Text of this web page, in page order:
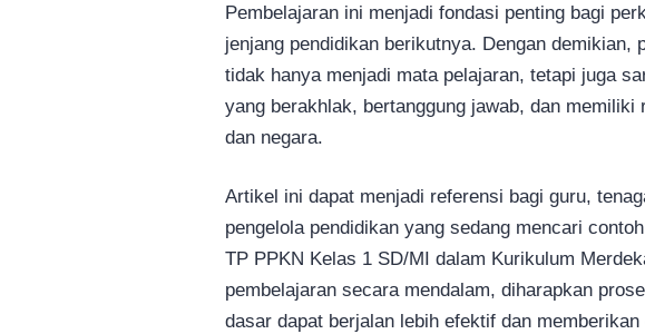
Pembelajaran ini menjadi fondasi penting bagi
jenjang pendidikan berikutnya. Dengan demikian,
tidak hanya menjadi mata pelajaran, tetapi juga
yang berakhlak, bertanggung jawab, dan memiliki
dan negara.
Artikel ini dapat menjadi referensi bagi guru,
pengelola pendidikan yang sedang mencari
TP PPKN Kelas 1 SD/MI dalam Kurikulum
pembelajaran secara mendalam, diharapkan
dasar dapat berjalan lebih efektif dan